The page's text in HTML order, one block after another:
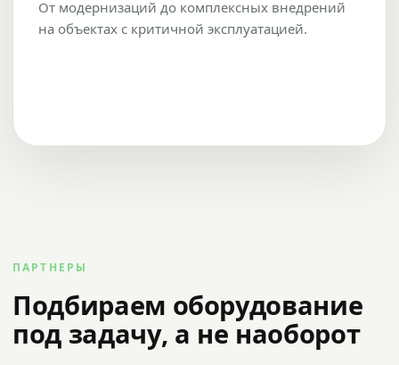
От модернизаций до комплексных внедрений
на объектах с критичной эксплуатацией.
ПАРТНЕРЫ
Подбираем оборудование
под задачу, а не наоборот